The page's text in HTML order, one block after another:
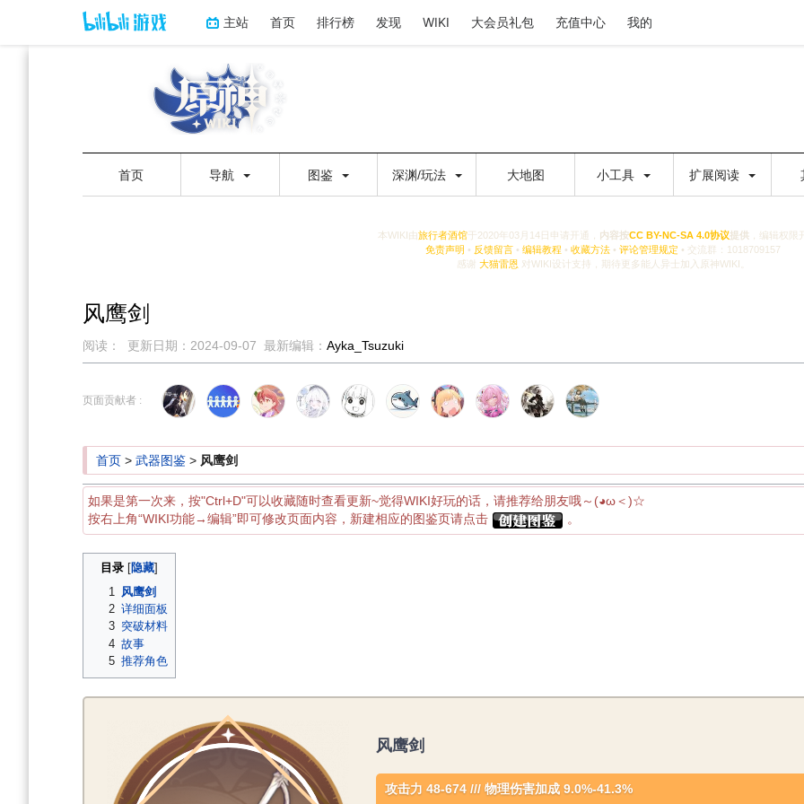
主站 首页 排行榜 发现 WIKI 大会员礼包 充值中心 我的
首页 导航 图鉴 深渊/玩法 大地图 小工具 扩展阅读
本WIKI由旅行者酒馆于2020年03月14日申请开通， 内容按CC BY-NC-SA 4.0协议提供 ，编辑权限
免责声明 • 反馈留言 • 编辑教程 • 收藏方法 • 评论管理规定 • 交流群：1018709157
感谢 大猫雷恩 对WIKI设计支持，期待更多能人异士加入原神WIKI。
风鹰剑
阅读： 更新日期： 2024-09-07 最新编辑： Ayka_Tsuzuki
到
到
页面贡献者 :
首页 > 武器图鉴 > 风鹰剑
如果是第一次来，按"Ctrl+D"可以收藏随时查看更新~觉得WIKI好玩的话，请推荐给朋友哦～(◕ω＜)☆
按右上角“WIKI功能→编辑”即可修改页面内容，新建相应的图鉴页请点击
。
目录
1
风鹰剑
2 详细面板
3 突破材料
4 故事
5 推荐角色
风鹰剑
攻击力 48-674 /// 物理伤害加成 9.0%-41.3%